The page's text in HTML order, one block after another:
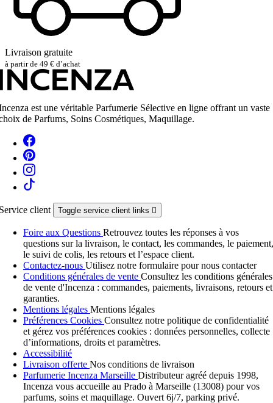
Livraison gratuite
à partir de 49 € d’achat
est une véritable Parfumerie Sélective en ligne offrant un vaste
de Parfums, Soins Cosmétiques, Maquillage.
client Toggle service client links 
Foire aux Questions Retrouvez toutes les réponses à vos
questions sur la livraison, le contact, les commandes, le paiement,
le suivi de colis, les retours et l’espace client.
Contactez-nous Utilisez notre formulaire pour nous contacter
Conditions générales de vente Consultez les conditions générales
de vente d'Incenza : commandes, paiements, livraisons, retours et
garanties.
Mentions légales Mentions légales
Préférences Cookies Consultez notre politique de confidentialité
et gérez vos préférences cookies : données personnelles, collecte
d’informations, droits et paramètres.
Accessibilité
Livraison offerte Nos conditions de livraison
Parfumerie Incenza Marseille Distributeur agréé depuis 1998,
Incenza vous accueille au Prado à Marseille (13008) pour vos
parfums, soins et maquillage. Ouvert 6j/7, parking privé.